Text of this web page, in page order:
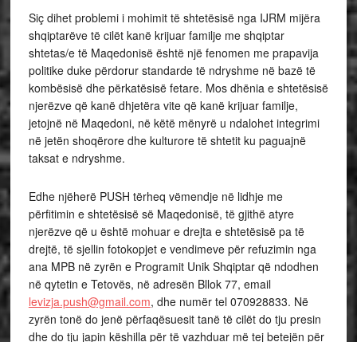
Siç dihet problemi i mohimit të shtetësisë nga IJRM mijëra
shqiptarëve të cilët kanë krijuar familje me shqiptar
shtetas/e të Maqedonisë është një fenomen me prapavija
politike duke përdorur standarde të ndryshme në bazë të
kombësisë dhe përkatësisë fetare. Mos dhënia e shtetësisë
njerëzve që kanë dhjetëra vite që kanë krijuar familje,
jetojnë në Maqedoni, në këtë mënyrë u ndalohet integrimi
në jetën shoqërore dhe kulturore të shtetit ku paguajnë
taksat e ndryshme.
Edhe njëherë PUSH tërheq vëmendje në lidhje me
përfitimin e shtetësisë së Maqedonisë, të gjithë atyre
njerëzve që u është mohuar e drejta e shtetësisë pa të
drejtë, të sjellin fotokopjet e vendimeve për refuzimin nga
ana MPB në zyrën e Programit Unik Shqiptar që ndodhen
në qytetin e Tetovës, në adresën Bllok 77, email
levizja.push@gmail.com, dhe numër tel 070928833. Në
zyrën tonë do jenë përfaqësuesit tanë të cilët do tju presin
dhe do tju japin këshilla për të vazhduar më tej betejën për